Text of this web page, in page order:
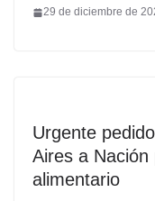
29 de diciembre de
Urgente
Aires a
alimentario